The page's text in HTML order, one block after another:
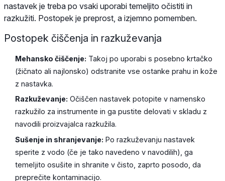
nastavek je treba po vsaki uporabi temeljito očistiti in
razkužiti. Postopek je preprost, a izjemno pomemben.
Postopek čiščenja in razkuževanja
Mehansko čiščenje: Takoj po uporabi s posebno krtačko
(žičnato ali najlonsko) odstranite vse ostanke prahu in kože
z nastavka.
Razkuževanje: Očiščen nastavek potopite v namensko
razkužilo za instrumente in ga pustite delovati v skladu z
navodili proizvajalca razkužila.
Sušenje in shranjevanje: Po razkuževanju nastavek
sperite z vodo (če je tako navedeno v navodilih), ga
temeljito osušite in shranite v čisto, zaprto posodo, da
preprečite kontaminacijo.